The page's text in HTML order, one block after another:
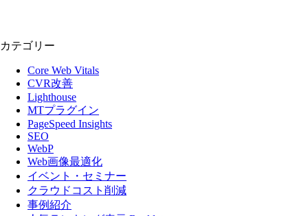
カテゴリー
Core Web Vitals
CVR改善
Lighthouse
MTプラグイン
PageSpeed Insights
SEO
WebP
Web画像最適化
イベント・セミナー
クラウドコスト削減
事例紹介